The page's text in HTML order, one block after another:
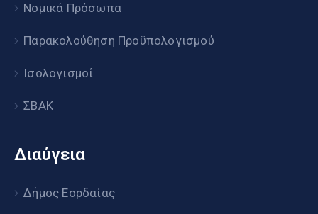
Νομικά Πρόσωπα
Παρακολούθηση Προϋπολογισμού
Ισολογισμοί
ΣΒΑΚ
Διαύγεια
Δήμος Εορδαίας